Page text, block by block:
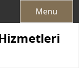
Menu